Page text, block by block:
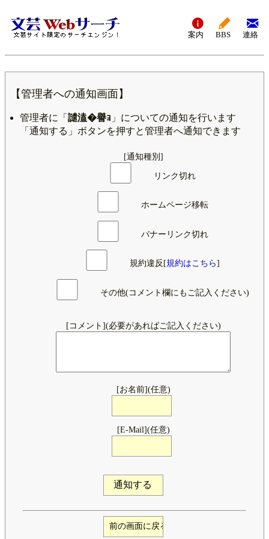
案内 BBS 連絡
【管理者への通知画面】
管理者に「 譴溘�譽ｮ 」についての通知を行います
「通知する」ボタンを押すと管理者へ通知できます
[通知種別]
リンク切れ
ホームページ移転
バナーリンク切れ
規約違反[規約はこちら
その他(コメント欄にもご記入ください)
[コメント](必要があればご記入ください)
[お名前](任意)
[E-Mail](任意)